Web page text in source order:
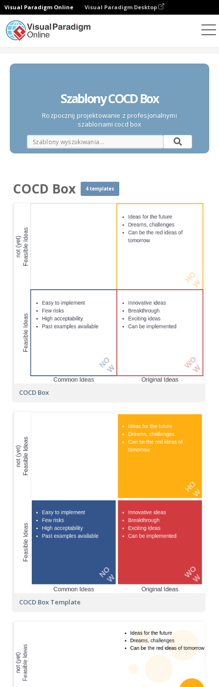
Visual Paradigm Online Visual Paradigm Desktop
Szablony COCD Box
Rozpocznij projektowanie z profesjonalnymi
szablonami cocd box
COCD Box 4 templates
COCD Box
COCD Box Template